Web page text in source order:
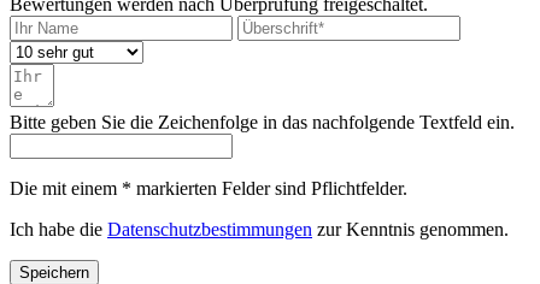
Bewertungen werden nach Überprüfung freigeschaltet.
Bitte geben Sie die Zeichenfolge in das nachfolgende Textfeld ein.
Die mit einem * markierten Felder sind Pflichtfelder.
Ich habe die Datenschutzbestimmungen zur Kenntnis genommen.
Speichern